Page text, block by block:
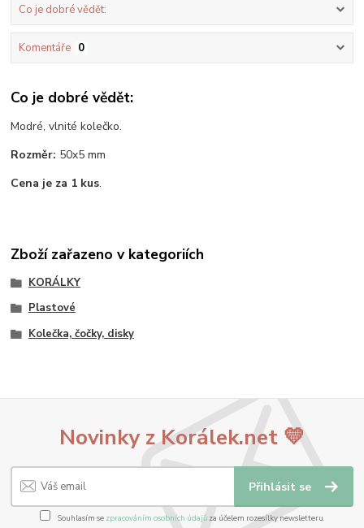
Co je dobré vědět:
Komentáře 0
Co je dobré vědět:
Modré, vlnité kolečko.
Rozměr: 50x5 mm
Cena je za 1 kus.
Zboží zařazeno v kategoriích
KORÁLKY
Plastové
Kolečka, čočky, disky
Novinky z Korálek.net 💛
Přihlásit se
Souhlasím se zpracováním osobních údajůza účelem rozesílky newsletteru.